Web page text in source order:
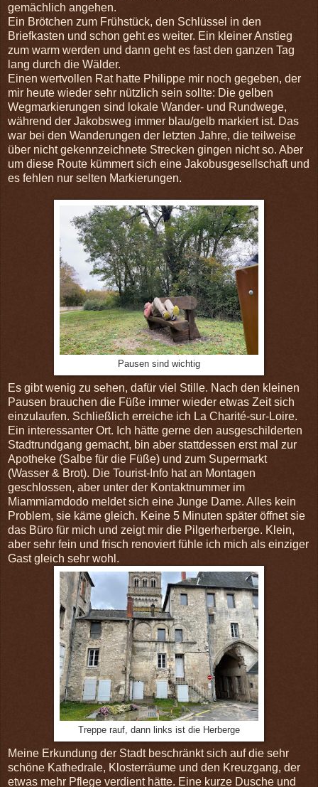
gemächlich angehen.
Ein Brötchen zum Frühstück, den Schlüssel in den
Briefkasten und schon geht es weiter. Ein kleiner Anstieg
zum warm werden und dann geht es fast den ganzen Tag
lang durch die Wälder.
Einen wertvollen Rat hatte Philippe mir noch gegeben, der
mir heute wieder sehr nützlich sein sollte: Die gelben
Wegmarkierungen sind lokale Wander- und Rundwege,
während der Jakobsweg immer blau/gelb markiert ist. Das
war bei den Wanderungen der letzten Jahre, die teilweise
über nicht gekennzeichnete Strecken gingen nicht so. Aber
um diese Route kümmert sich eine Jakobusgesellschaft und
es fehlen nur selten Markierungen.
Pausen sind wichtig
Es gibt wenig zu sehen, dafür viel Stille. Nach den kleinen
Pausen brauchen die Füße immer wieder etwas Zeit sich
einzulaufen. Schließlich erreiche ich La Charité-sur-Loire.
Ein interessanter Ort. Ich hätte gerne den ausgeschilderten
Stadtrundgang gemacht, bin aber stattdessen erst mal zur
Apotheke (Salbe für die Füße) und zum Supermarkt
(Wasser & Brot). Die Tourist-Info hat an Montagen
geschlossen, aber unter der Kontaktnummer im
Miammiamdodo meldet sich eine Junge Dame. Alles kein
Problem, sie käme gleich. Keine 5 Minuten später öffnet sie
das Büro für mich und zeigt mir die Pilgerherberge. Klein,
aber sehr fein und frisch renoviert fühle ich mich als einziger
Gast gleich sehr wohl.
Treppe rauf, dann links ist die Herberge
Meine Erkundung der Stadt beschränkt sich auf die sehr
schöne Kathedrale, Klosterräume und den Kreuzgang, der
etwas mehr Pflege verdient hätte. Eine kurze Dusche und